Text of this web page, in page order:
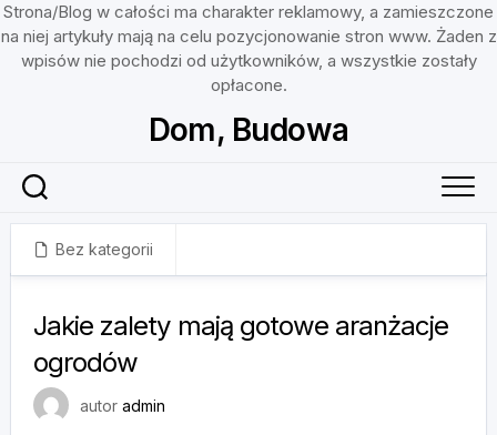
Strona/Blog w całości ma charakter reklamowy, a zamieszczone
na niej artykuły mają na celu pozycjonowanie stron www. Żaden z
wpisów nie pochodzi od użytkowników, a wszystkie zostały
opłacone.
Dom, Budowa
Bez kategorii
Jakie zalety mają gotowe aranżacje
ogrodów
autor admin